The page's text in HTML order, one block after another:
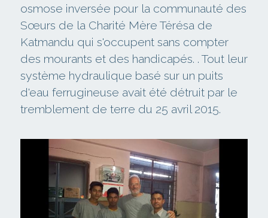
osmose inversée pour la communauté des
Sœurs de la Charité Mère Térésa de
Katmandu qui s'occupent sans compter
des mourants et des handicapés. . Tout leur
système hydraulique basé sur un puits
d'eau ferrugineuse avait été détruit par le
tremblement de terre du 25 avril 2015.